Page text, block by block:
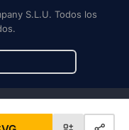
S.L.U. Todos los